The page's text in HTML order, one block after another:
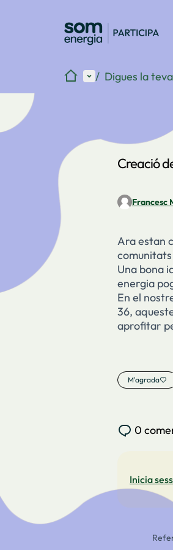
Inici Menú principal
/ Digues la teva
Creació
Francesc
Ara estan
Una bona
energia
En el
36,
aprofitar
M'agrada
0
Inicia